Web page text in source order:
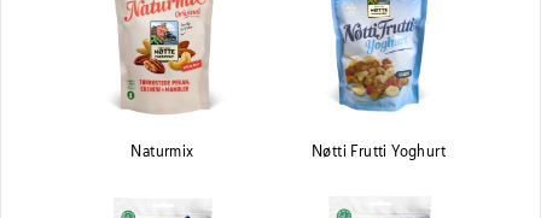
Naturmix Nøtti Frutti Yoghurt